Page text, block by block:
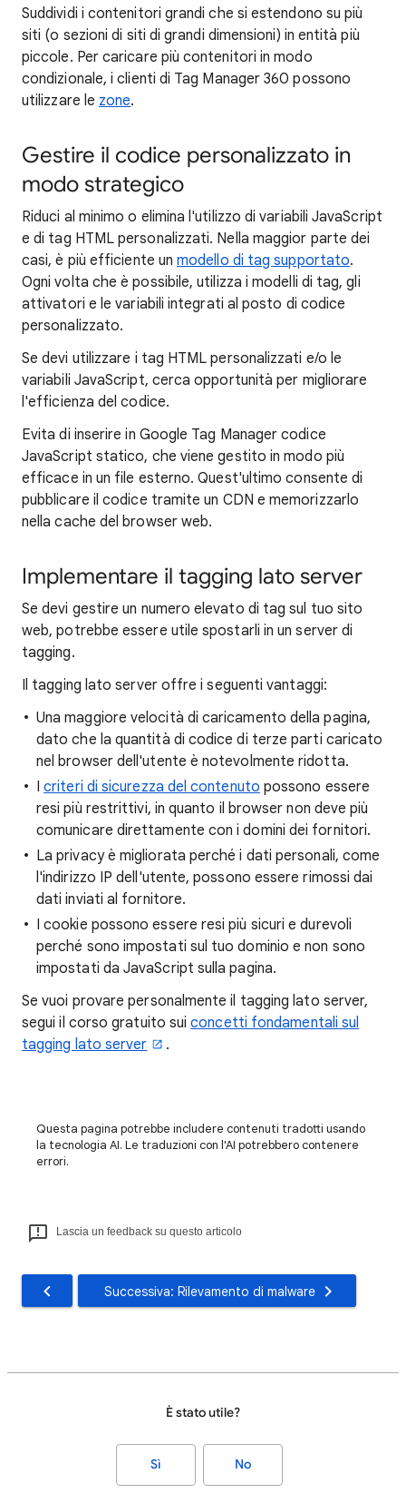
Suddividi i contenitori grandi che si estendono su più
siti (o sezioni di siti di grandi dimensioni) in entità più
piccole. Per caricare più contenitori in modo
condizionale, i clienti di Tag Manager 360 possono
utilizzare le zone.
Gestire il codice personalizzato in
modo strategico
Riduci al minimo o elimina l'utilizzo di variabili JavaScript
e di tag HTML personalizzati. Nella maggior parte dei
casi, è più efficiente unmodello di tag supportato.
Ogni volta che è possibile, utilizza i modelli di tag, gli
attivatori e le variabili integrati al posto di codice
personalizzato.
Se devi utilizzare i tag HTML personalizzati e/o le
variabili JavaScript, cerca opportunità per migliorare
l'efficienza del codice.
Evita di inserire in Google Tag Manager codice
JavaScript statico, che viene gestito in modo più
efficace in un file esterno. Quest'ultimo consente di
pubblicare il codice tramite un CDN e memorizzarlo
nella cache del browser web.
Implementare il tagging lato server
Se devi gestire un numero elevato di tag sul tuo sito
web, potrebbe essere utile spostarli in un server di
tagging.
Il tagging lato server offre i seguenti vantaggi:
Una maggiore velocità di caricamento della pagina,
dato che la quantità di codice di terze parti caricato
nel browser dell'utente è notevolmente ridotta.
Icriteri di sicurezza del contenuto possono essere
resi più restrittivi, in quanto il browser non deve più
comunicare direttamente con i domini dei fornitori.
La privacy è migliorata perché i dati personali, come
l'indirizzo IP dell'utente, possono essere rimossi dai
dati inviati al fornitore.
I cookie possono essere resi più sicuri e durevoli
perché sono impostati sul tuo dominio e non sono
impostati da JavaScript sulla pagina.
Se vuoi provare personalmente il tagging lato server,
segui il corso gratuito suiconcetti fondamentali sul
tagging lato server
.
Questa pagina potrebbe includere contenuti tradotti usando
la tecnologia AI. Le traduzioni con l'AI potrebbero contenere
errori.
Lascia un feedback su questo articolo
Successiva: Rilevamento di malware
È stato utile?
Sì No